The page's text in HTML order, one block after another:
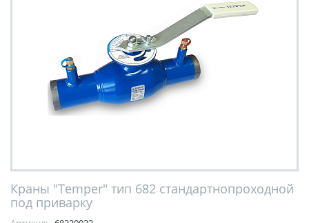
Краны "Temper" тип 682 стандартнопроходной
под приварку